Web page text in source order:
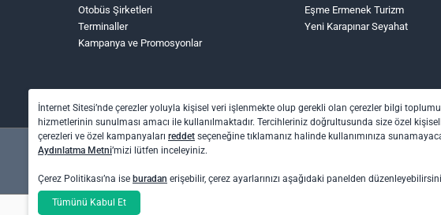
Otobüs Şirketleri
Terminaller
Kampanya ve Promosyonlar
Eşme Ermenek Turizm
Yeni Karapınar Seyahat
Otel rezervasyon ve otobüs bileti işlemleri için: Obilet.com Turizm
İnternet Sitesi’nde çerezler yoluyla kişisel veri işlenmekte olup gerekli olan çerezler bilgi toplumu
hizmetlerinin sunulması amacı ile kullanılmaktadır. Tercihleriniz doğrultusunda size özel
çerezleri ve özel kampanyaları reddet seçeneğine tıklamanız halinde kullanımınıza
Aydınlatma Metni’mizi lütfen inceleyiniz.
Çerez Politikası’na ise buradan erişebilir, çerez ayarlarınızı aşağıdaki panelden
Tümünü Kabul Et